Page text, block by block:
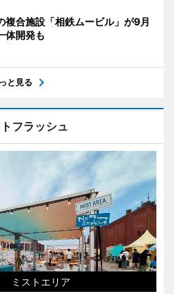
複合施設「相鉄ムービル」が9月
開発も
と見る
フラッシュ
ミストエリア